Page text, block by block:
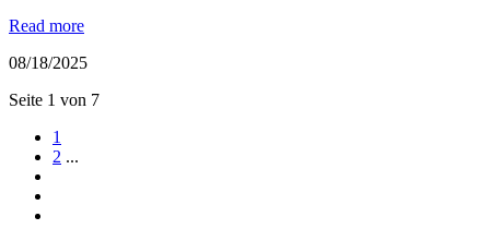
Read more
08/18/2025
Seite 1 von 7
1
2 ...